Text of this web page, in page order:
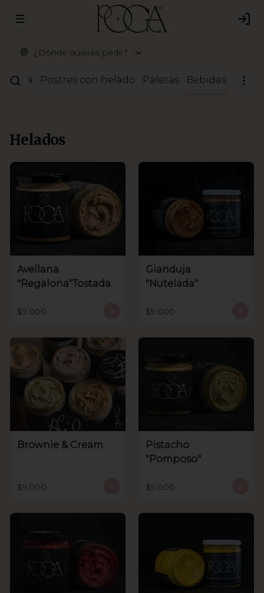
Abrir menu de navegación
¿Dónde quieres pedir?
Postres con helado Paletas Bebidas
Helados
Avellana
"Regalona"Tostada.
$9.000
Gianduja
"Nutelada"
$9.000
Brownie & Cream
$9.000
Pistacho
"Pomposo"
$9.000